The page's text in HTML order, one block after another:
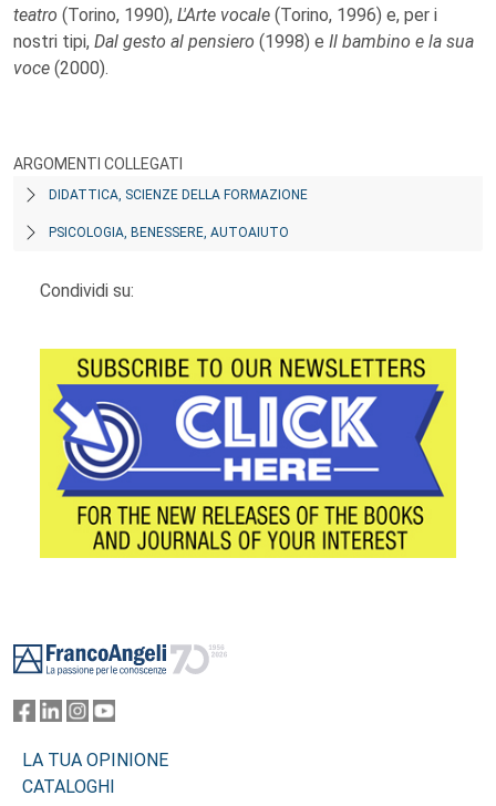
teatro (Torino, 1990), L'Arte vocale (Torino, 1996) e, per i
nostri tipi, Dal gesto al pensiero (1998) e Il bambino e la sua
voce (2000).
ARGOMENTI COLLEGATI
DIDATTICA, SCIENZE DELLA FORMAZIONE
PSICOLOGIA, BENESSERE, AUTOAIUTO
Condividi su:
LA TUA OPINIONE
CATALOGHI